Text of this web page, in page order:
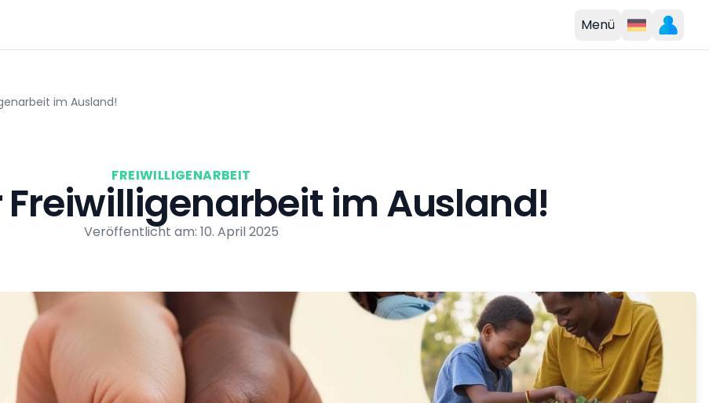
Menü
im Ausland!
FREIWILLIGENARBEIT
Freiwilligenarbeit im Ausland!
Veröffentlicht am: 10. April 2025